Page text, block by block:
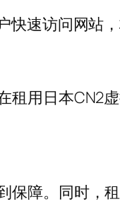
速访问网站，
租用日本CN2
保障。同时，